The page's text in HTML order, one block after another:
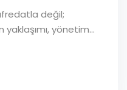
değil;
yönetim...